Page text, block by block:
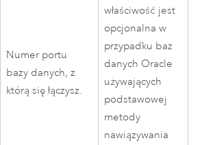
Numer portu
bazy danych, z
którą się łączysz.
właściwość jest
opcjonalna w
przypadku baz
danych Oracle
używających
podstawowej
metody
nawiązywania